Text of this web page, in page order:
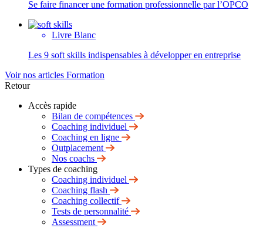
Se faire financer une formation professionnelle par l’OPCO
Livre Blanc
Les 9 soft skills indispensables à développer en entreprise
Voir nos articles Formation
Retour
Accès rapide
Bilan de compétences
Coaching individuel
Coaching en ligne
Outplacement
Nos coachs
Types de coaching
Coaching individuel
Coaching flash
Coaching collectif
Tests de personnalité
Assessment